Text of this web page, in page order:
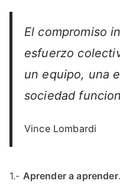
El compromiso
esfuerzo
un equipo, una
sociedad
Vince Lombardi
1.- Aprender a aprender